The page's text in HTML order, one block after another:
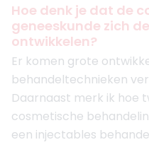
Hoe denk je dat de
geneeskunde zich
ontwikkelen?
Er komen grote
behandeltechnieken
Daarnaast merk ik hoe
cosmetische
een injectables